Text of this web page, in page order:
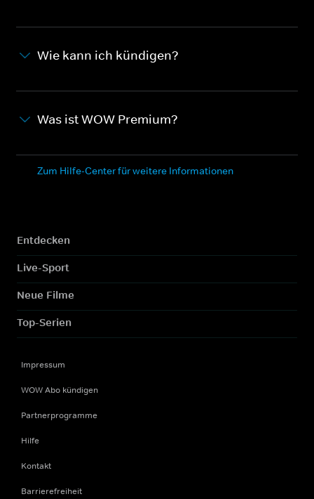
Wie kann ich kündigen?
Was ist WOW Premium?
Zum Hilfe-Center für weitere Informationen
Entdecken
Live-Sport
Neue Filme
Top-Serien
Impressum
WOW Abo kündigen
Partnerprogramme
Hilfe
Kontakt
Barrierefreiheit